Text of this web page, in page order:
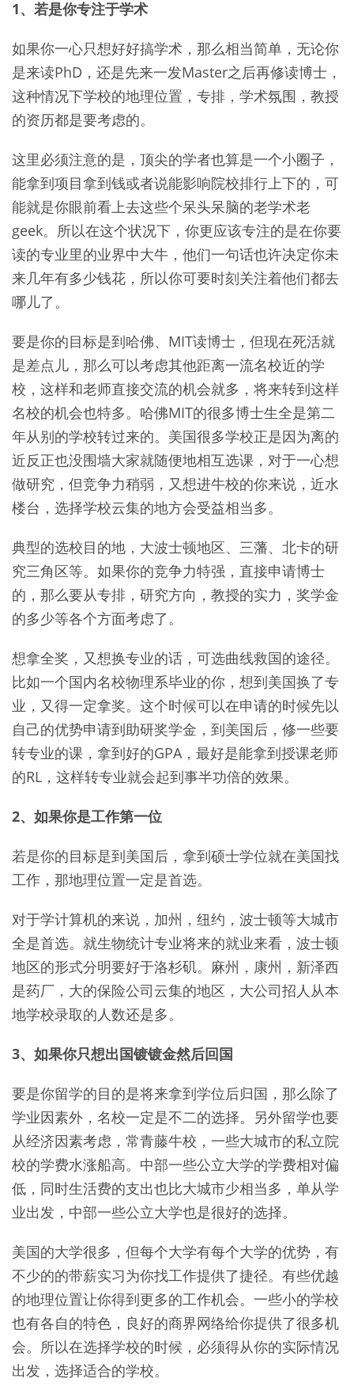
1、若是你专注于学术
如果你一心只想好好搞学术，那么相当简单，无论你
是来读PhD，还是先来一发Master之后再修读博士，
这种情况下学校的地理位置，专排，学术氛围，教授
的资历都是要考虑的。
这里必须注意的是，顶尖的学者也算是一个小圈子，
能拿到项目拿到钱或者说能影响院校排行上下的，可
能就是你眼前看上去这些个呆头呆脑的老学术老
geek。所以在这个状况下，你更应该专注的是在你要
读的专业里的业界中大牛，他们一句话也许决定你未
来几年有多少钱花，所以你可要时刻关注着他们都去
哪儿了。
要是你的目标是到哈佛、MIT读博士，但现在死活就
是差点儿，那么可以考虑其他距离一流名校近的学
校，这样和老师直接交流的机会就多，将来转到这样
名校的机会也特多。哈佛MIT的很多博士生全是第二
年从别的学校转过来的。美国很多学校正是因为离的
近反正也没围墙大家就随便地相互选课，对于一心想
做研究，但竞争力稍弱，又想进牛校的你来说，近水
楼台，选择学校云集的地方会受益相当多。
典型的选校目的地，大波士顿地区、三藩、北卡的研
究三角区等。如果你的竞争力特强，直接申请博士
的，那么要从专排，研究方向，教授的实力，奖学金
的多少等各个方面考虑了。
想拿全奖，又想换专业的话，可选曲线救国的途径。
比如一个国内名校物理系毕业的你，想到美国换了专
业，又得一定拿奖。这个时候可以在申请的时候先以
自己的优势申请到助研奖学金，到美国后，修一些要
转专业的课，拿到好的GPA，最好是能拿到授课老师
的RL，这样转专业就会起到事半功倍的效果。
2、如果你是工作第一位
若是你的目标是到美国后，拿到硕士学位就在美国找
工作，那地理位置一定是首选。
对于学计算机的来说，加州，纽约，波士顿等大城市
全是首选。就生物统计专业将来的就业来看，波士顿
地区的形式分明要好于洛杉矶。麻州，康州，新泽西
是药厂，大的保险公司云集的地区，大公司招人从本
地学校录取的人数还是多。
3、如果你只想出国镀镀金然后回国
要是你留学的目的是将来拿到学位后归国，那么除了
学业因素外，名校一定是不二的选择。另外留学也要
从经济因素考虑，常青藤牛校，一些大城市的私立院
校的学费水涨船高。中部一些公立大学的学费相对偏
低，同时生活费的支出也比大城市少相当多，单从学
业出发，中部一些公立大学也是很好的选择。
美国的大学很多，但每个大学有每个大学的优势，有
不少的的带薪实习为你找工作提供了捷径。有些优越
的地理位置让你得到更多的工作机会。一些小的学校
也有各自的特色，良好的商界网络给你提供了很多机
会。所以在选择学校的时候，必须得从你的实际情况
出发，选择适合的学校。